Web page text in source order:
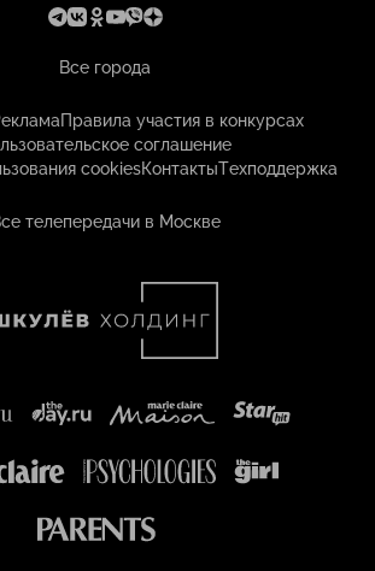
Все города
Правила участия в конкурсах
соглашение
cookiesКонтактыТехподдержка
телепередачи в Москве